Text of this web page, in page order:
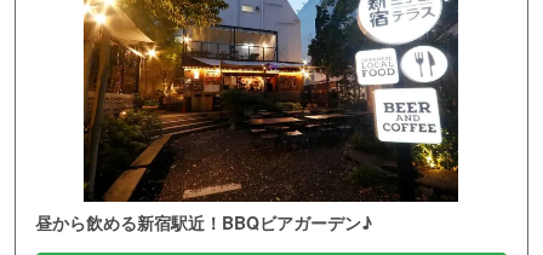
昼から飲める新宿駅近！BBQビアガーデン♪